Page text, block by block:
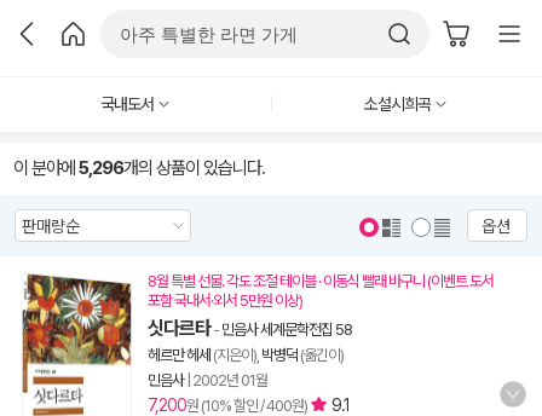
국내도서 소설시희곡
이 분야에 5,296개의 상품이 있습니다.
옵션
8월 특별 선물. 각도 조절 테이블 · 이동식 빨래 바구니 (이벤트 도서
포함 국내서·외서 5만원 이상)
싯다르타- 민음사 세계문학전집 58
헤르만 헤세 (지은이), 박병덕 (옮긴이)
민음사| 2002년 01월
7,200원 (10% 할인 / 400원) 9.1